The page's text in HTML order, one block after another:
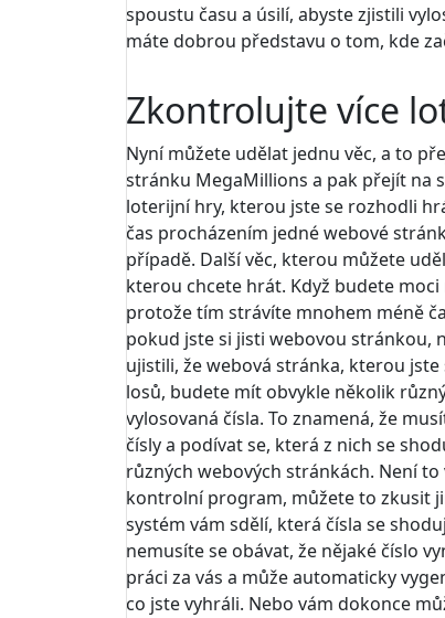
spoustu času a úsilí, abyste zjistili
máte dobrou představu o tom, kde
Zkontrolujte více
Nyní můžete udělat jednu věc, a to
stránku MegaMillions a pak přejít na
loterijní hry, kterou jste se rozhodli
čas procházením jedné webové
případě. Další věc, kterou můžete
kterou chcete hrát. Když budete
protože tím strávíte mnohem méně
pokud jste si jisti webovou stránkou,
ujistili, že webová stránka, kterou
losů, budete mít obvykle několik
vylosovaná čísla. To znamená, že
čísly a podívat se, která z nich se
různých webových stránkách. Není
kontrolní program, můžete to zkusit
systém vám sdělí, která čísla se
nemusíte se obávat, že nějaké číslo
práci za vás a může automaticky
co jste vyhráli. Nebo vám dokonce